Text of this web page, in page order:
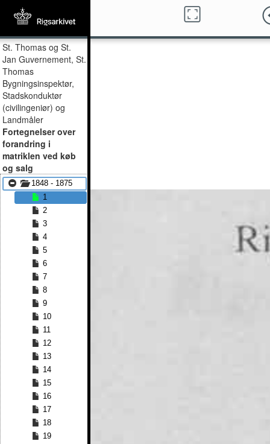
St. Thomas og St.
Jan Guvernement, St.
Thomas
Bygningsinspektør,
Stadskonduktør
(civilingeniør) og
Landmåler
Fortegnelser over
forandring i
matriklen ved køb
og salg
1848 - 1875
1
2
3
4
5
6
7
8
9
10
11
12
13
14
15
16
17
18
19